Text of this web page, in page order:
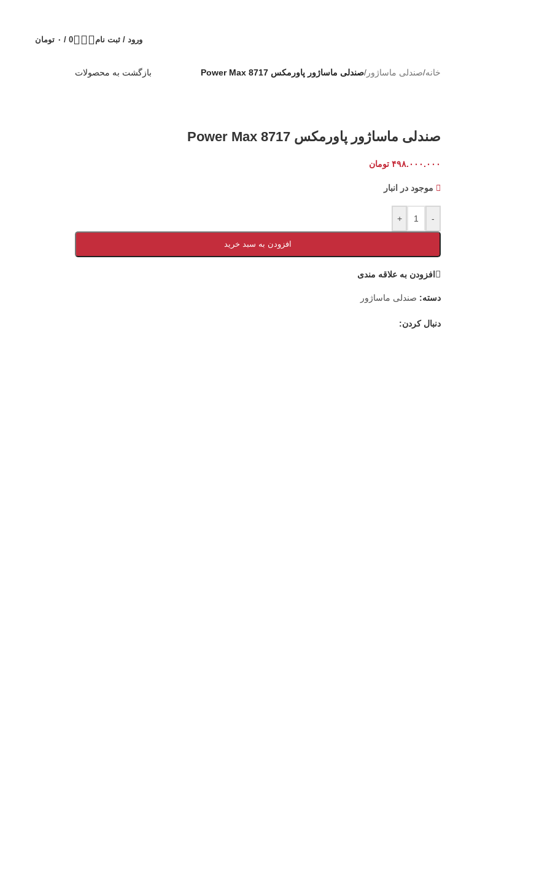
ورود / ثبت نام 0
/ ۰ تومان
خانه/صندلی ماساژور /صندلی ماساژور پاورمکس Power Max 8717 بازگشت به محصولات
صندلی ماساژور پاورمکس Power Max 8717
۴۹۸.۰۰۰.۰۰۰ تومان
موجود در انبار
-
+
افزودن به سبد خرید
افزودن به علاقه مندی
دسته: صندلی ماساژور
دنبال کردن: